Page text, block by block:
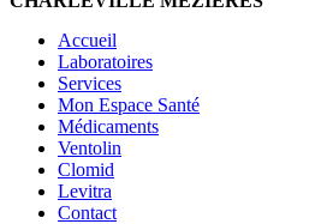
Accueil
Laboratoires
Services
Mon Espace Santé
Médicaments
Ventolin
Clomid
Levitra
Contact